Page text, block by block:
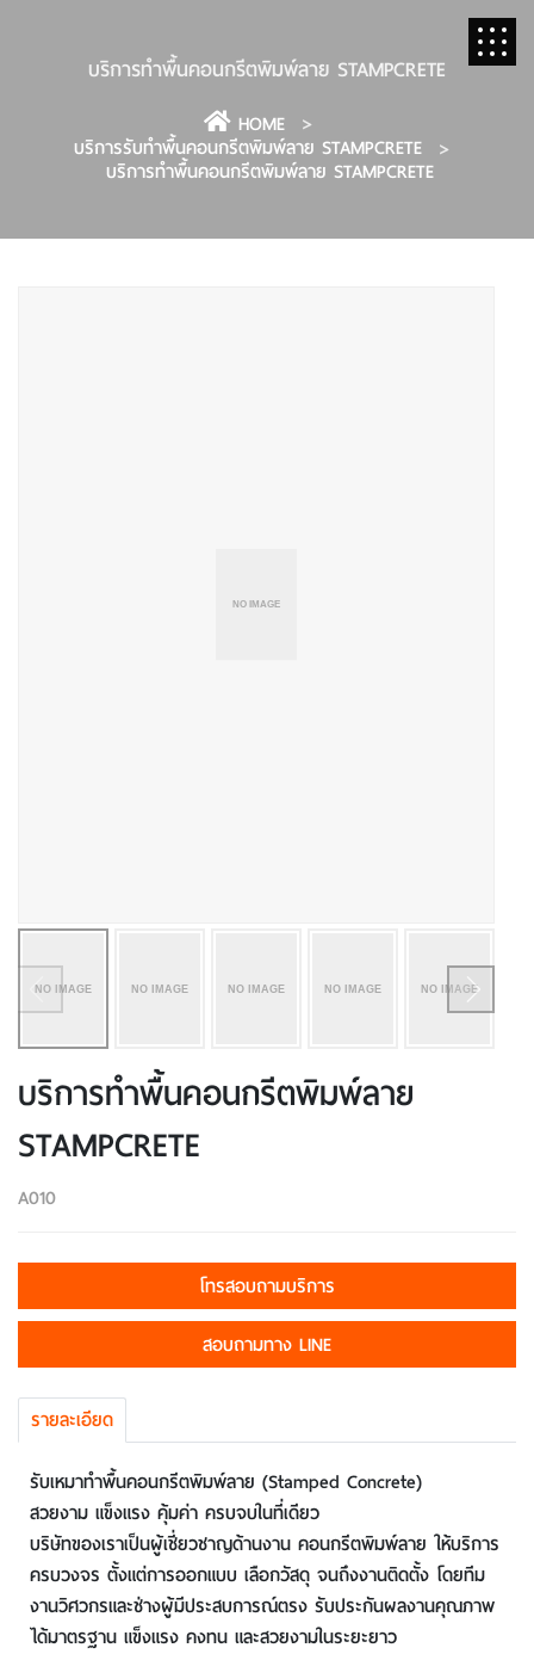
บริการทำพื้นคอนกรีตพิมพ์ลาย STAMPCRETE
HOME
บริการรับทำพื้นคอนกรีตพิมพ์ลาย STAMPCRETE
บริการทำพื้นคอนกรีตพิมพ์ลาย STAMPCRETE
บริการทำพื้นคอนกรีตพิมพ์ลาย
STAMPCRETE
A010
โทรสอบถามบริการ
สอบถามทาง LINE
รายละเอียด
รับเหมาทำพื้นคอนกรีตพิมพ์ลาย (Stamped Concrete)
สวยงาม แข็งแรง คุ้มค่า ครบจบในที่เดียว
บริษัทของเราเป็นผู้เชี่ยวชาญด้านงาน คอนกรีตพิมพ์ลาย ให้บริการ
ครบวงจร ตั้งแต่การออกแบบ เลือกวัสดุ จนถึงงานติดตั้ง โดยทีม
งานวิศวกรและช่างผู้มีประสบการณ์ตรง รับประกันผลงานคุณภาพ
ได้มาตรฐาน แข็งแรง คงทน และสวยงามในระยะยาว